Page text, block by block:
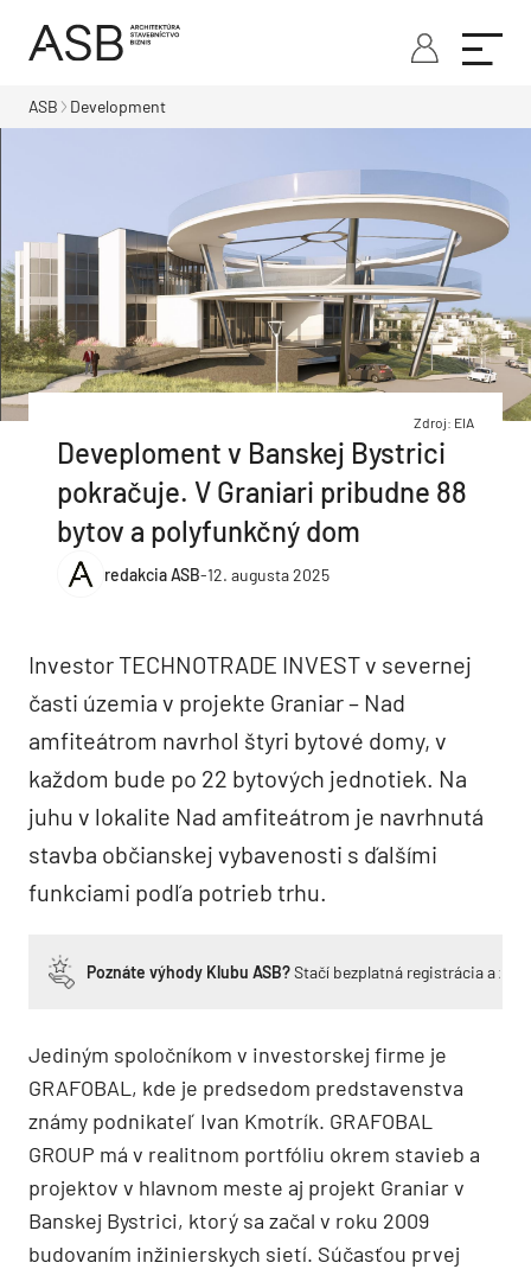
ASB Development
Zdroj: EIA
Deveploment v Banskej Bystrici
pokračuje. V Graniari pribudne 88
bytov a polyfunkčný dom
redakcia ASB-12. augusta 2025
Investor TECHNOTRADE INVEST v severnej
časti územia v projekte Graniar – Nad
amfiteátrom navrhol štyri bytové domy, v
každom bude po 22 bytových jednotiek. Na
juhu v lokalite Nad amfiteátrom je navrhnutá
stavba občianskej vybavenosti s ďalšími
funkciami podľa potrieb trhu.
Poznáte výhody Klubu ASB?Stačí bezplatná registrácia a
Jediným spoločníkom v investorskej firme je
GRAFOBAL, kde je predsedom predstavenstva
známy podnikateľ Ivan Kmotrík. GRAFOBAL
GROUP má v realitnom portfóliu okrem stavieb a
projektov v hlavnom meste aj projekt Graniar v
Banskej Bystrici, ktorý sa začal v roku 2009
budovaním inžinierskych sietí. Súčasťou prvej